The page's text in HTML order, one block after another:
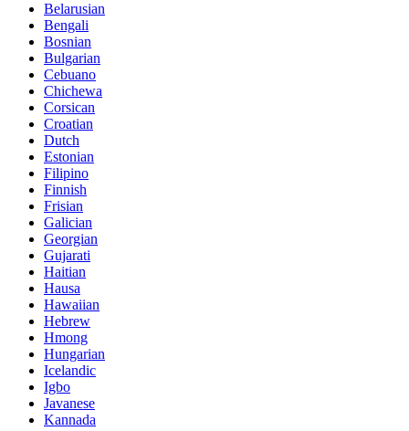
Belarusian
Bengali
Bosnian
Bulgarian
Cebuano
Chichewa
Corsican
Croatian
Dutch
Estonian
Filipino
Finnish
Frisian
Galician
Georgian
Gujarati
Haitian
Hausa
Hawaiian
Hebrew
Hmong
Hungarian
Icelandic
Igbo
Javanese
Kannada